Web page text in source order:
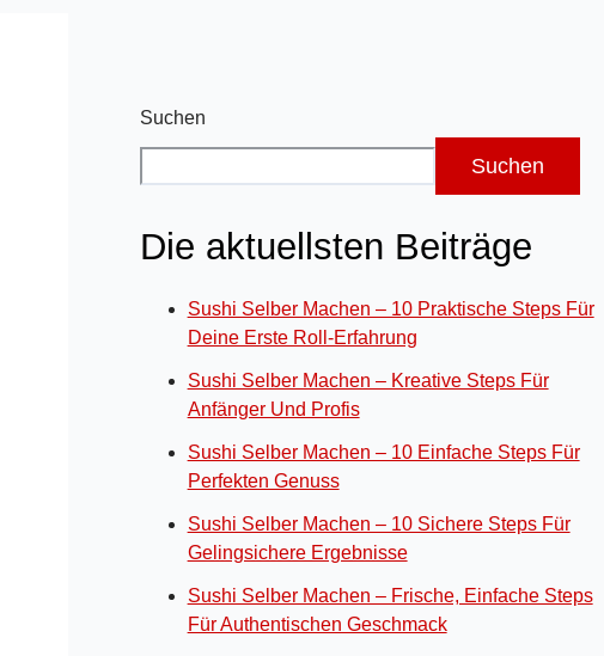
Suchen
Suchen
Die aktuellsten Beiträge
Sushi Selber Machen – 10 Praktische Steps Für
Deine Erste Roll-Erfahrung
Sushi Selber Machen – Kreative Steps Für
Anfänger Und Profis
Sushi Selber Machen – 10 Einfache Steps Für
Perfekten Genuss
Sushi Selber Machen – 10 Sichere Steps Für
Gelingsichere Ergebnisse
Sushi Selber Machen – Frische, Einfache Steps
Für Authentischen Geschmack